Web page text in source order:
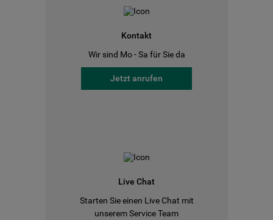
Kontakt
Wir sind Mo - Sa für Sie da
Jetzt anrufen
Live Chat
Starten Sie einen Live Chat mit
unserem Service Team